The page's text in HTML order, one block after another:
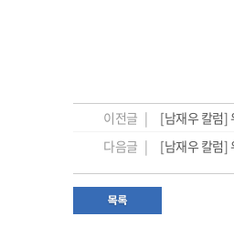
이전글 |
[남재우 칼럼]
다음글 |
[남재우 칼럼]